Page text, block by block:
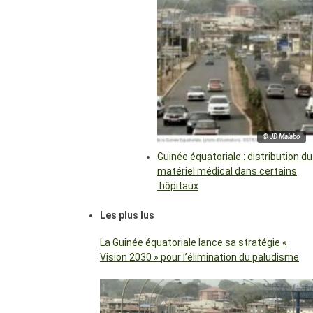
© JD Malabo
Guinée équatoriale : distribution du
matériel médical dans certains
hôpitaux
Les plus lus
La Guinée équatoriale lance sa stratégie «
Vision 2030 » pour l’élimination du paludisme